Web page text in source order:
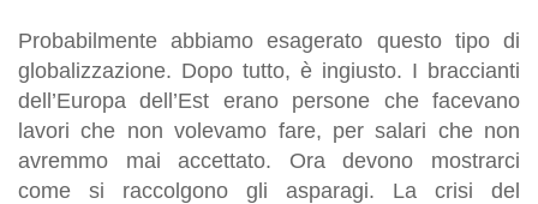
Probabilmente abbiamo esagerato questo tipo di
globalizzazione. Dopo tutto, è ingiusto. I braccianti
dell’Europa dell’Est erano persone che facevano
lavori che non volevamo fare, per salari che non
avremmo mai accettato. Ora devono mostrarci
come si raccolgono gli asparagi. La crisi del